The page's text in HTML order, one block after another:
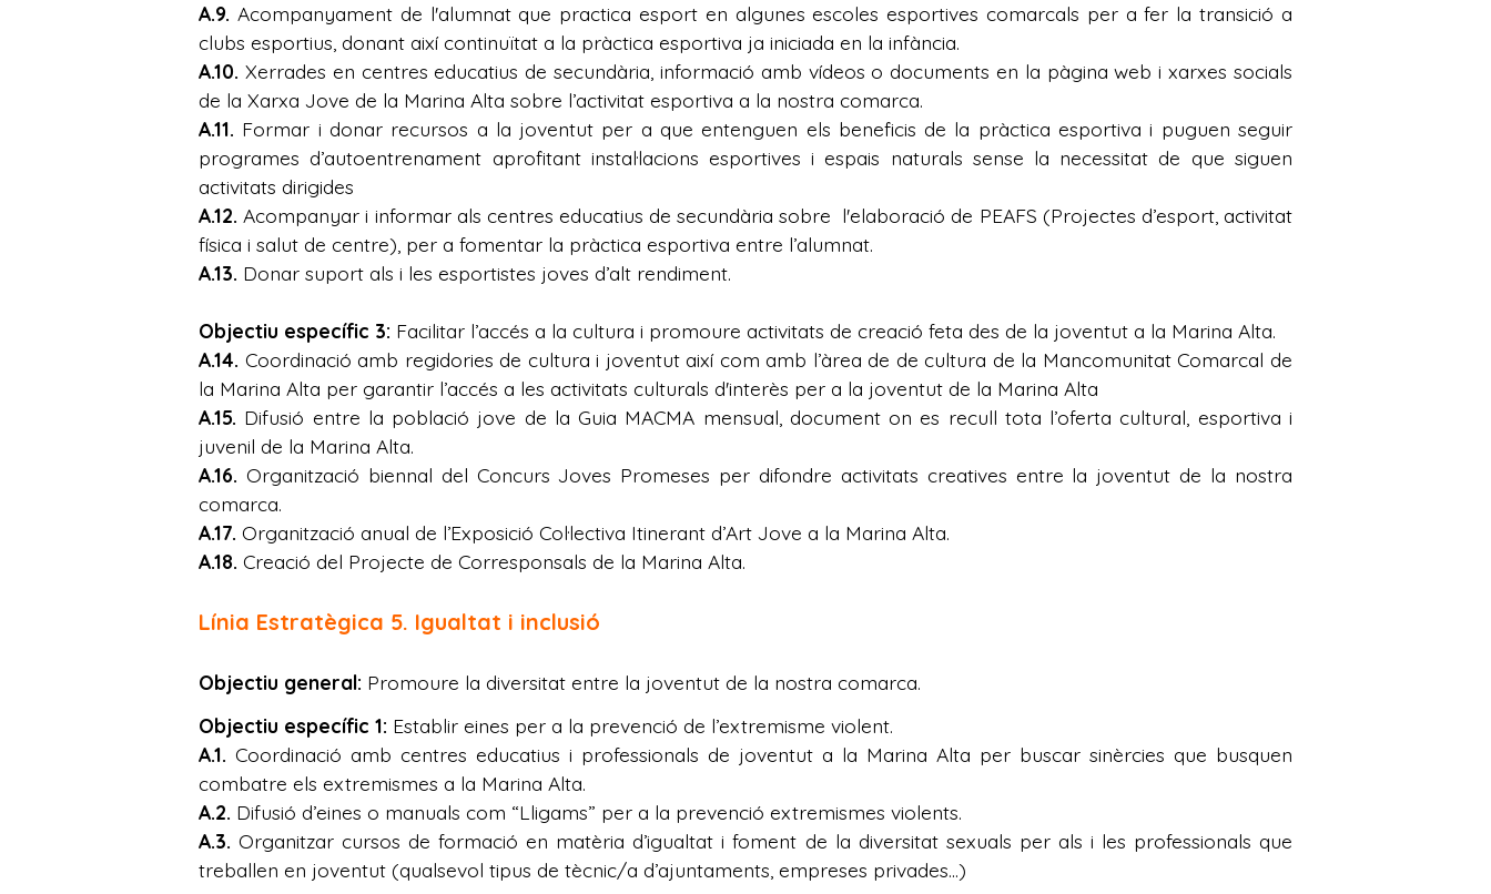
A.9. Acompanyament de l'alumnat que practica esport en algunes escoles esportives comarcals per a fer la transició a
clubs esportius, donant així continuïtat a la pràctica esportiva ja iniciada en la infància.
A.10.Xerrades en centres educatius de secundària, informació amb vídeos o documents en la pàgina web i xarxes socials
de la Xarxa Jove de la Marina Alta sobre l’activitat esportiva a la nostra comarca.
A.11. Formar i donar recursos a la joventut per a que entenguen els beneficis de la pràctica esportiva i puguen seguir
programes d’autoentrenament aprofitant instal·lacions esportives i espais naturals sense la necessitat de que siguen
activitats dirigides
A.12.Acompanyar i informar als centres educatius de secundària sobre l'elaboració de PEAFS (Projectes d’esport, activitat
física i salut de centre), per a fomentar la pràctica esportiva entre l’alumnat.
A.13. Donar suport als i les esportistes joves d’alt rendiment.
Objectiu específic 3: Facilitar l’accés a la cultura i promoure activitats de creació feta des de la joventut a la Marina Alta.
A.14. Coordinació amb regidories de cultura i joventut així com amb l’àrea de de cultura de la Mancomunitat Comarcal de
la Marina Alta per garantir l’accés a les activitats culturals d'interès per a la joventut de la Marina Alta
A.15. Difusió entre la població jove de la Guia MACMA mensual, document on es recull tota l’oferta cultural, esportiva i
juvenil de la Marina Alta.
A.16. Organització biennal del Concurs Joves Promeses per difondre activitats creatives entre la joventut de la nostra
comarca.
A.17. Organització anual de l’Exposició Col·lectiva Itinerant d’Art Jove a la Marina Alta.
A.18. Creació del Projecte de Corresponsals de la Marina Alta.
Línia Estratègica 5. Igualtat i inclusió
Objectiu general: Promoure la diversitat entre la joventut de la nostra comarca.
Objectiu específic 1: Establir eines per a la prevenció de l’extremisme violent.
A.1. Coordinació amb centres educatius i professionals de joventut a la Marina Alta per buscar sinèrcies que busquen
combatre els extremismes a la Marina Alta.
A.2. Difusió d’eines o manuals com “Lligams” per a la prevenció extremismes violents.
A.3. Organitzar cursos de formació en matèria d’igualtat i foment de la diversitat sexuals per als i les professionals que
treballen en joventut (qualsevol tipus de tècnic/a d’ajuntaments, empreses privades…)